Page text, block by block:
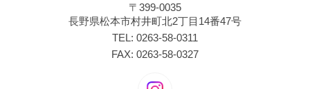
〒399-0035
長野県松本市村井町北2丁目14番47号
TEL: 0263-58-0311
FAX: 0263-58-0327